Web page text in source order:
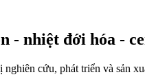
- nhiệt đới hóa -
cứu, phát triển và sản